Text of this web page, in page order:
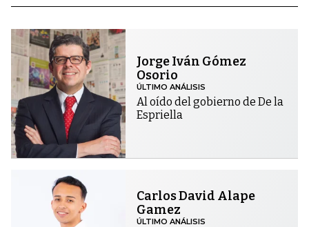
Jorge Iván Gómez
Osorio
ÚLTIMO ANÁLISIS
Al oído del gobierno de De la
Espriella
Carlos David Alape
Gamez
ÚLTIMO ANÁLISIS